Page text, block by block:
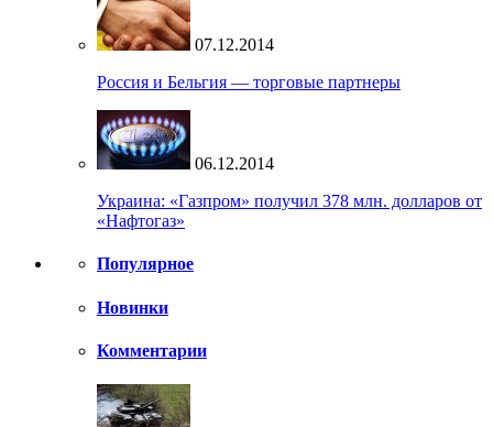
07.12.2014
Россия и Бельгия — торговые партнеры
06.12.2014
Украина: «Газпром» получил 378 млн. долларов от
«Нафтогаз»
Популярное
Новинки
Комментарии